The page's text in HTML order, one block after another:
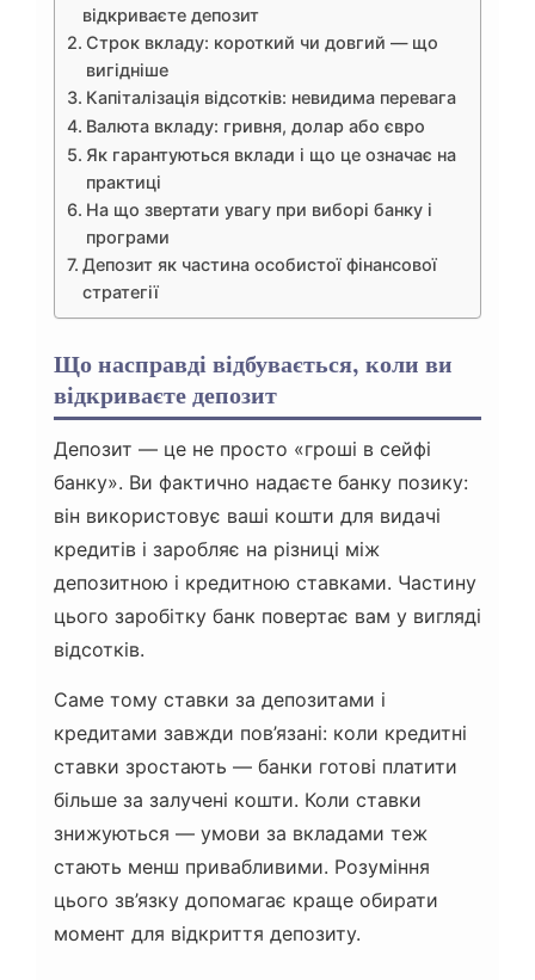
відкриваєте депозит
Строк вкладу: короткий чи довгий — що
вигідніше
Капіталізація відсотків: невидима перевага
Валюта вкладу: гривня, долар або євро
Як гарантуються вклади і що це означає на
практиці
На що звертати увагу при виборі банку і
програми
Депозит як частина особистої фінансової
стратегії
Що насправді відбувається, коли ви
відкриваєте депозит
Депозит — це не просто «гроші в сейфі
банку». Ви фактично надаєте банку позику:
він використовує ваші кошти для видачі
кредитів і заробляє на різниці між
депозитною і кредитною ставками. Частину
цього заробітку банк повертає вам у вигляді
відсотків.
Саме тому ставки за депозитами і
кредитами завжди пов’язані: коли кредитні
ставки зростають — банки готові платити
більше за залучені кошти. Коли ставки
знижуються — умови за вкладами теж
стають менш привабливими. Розуміння
цього зв’язку допомагає краще обирати
момент для відкриття депозиту.